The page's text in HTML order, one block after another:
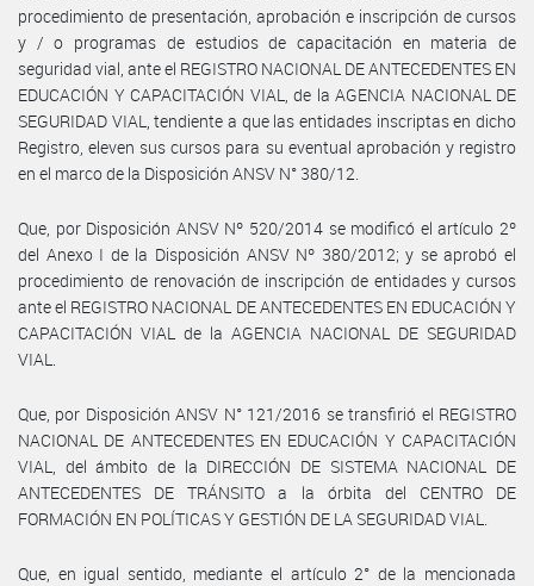
procedimiento de presentación, aprobación e inscripción de cursos
y / o programas de estudios de capacitación en materia de
seguridad vial, ante el REGISTRO NACIONAL DE ANTECEDENTES EN
EDUCACIÓN Y CAPACITACIÓN VIAL, de la AGENCIA NACIONAL DE
SEGURIDAD VIAL, tendiente a que las entidades inscriptas en dicho
Registro, eleven sus cursos para su eventual aprobación y registro
en el marco de la Disposición ANSV N° 380/12.
Que, por Disposición ANSV Nº 520/2014 se modificó el artículo 2º
del Anexo I de la Disposición ANSV Nº 380/2012; y se aprobó el
procedimiento de renovación de inscripción de entidades y cursos
ante el REGISTRO NACIONAL DE ANTECEDENTES EN EDUCACIÓN Y
CAPACITACIÓN VIAL de la AGENCIA NACIONAL DE SEGURIDAD
VIAL.
Que, por Disposición ANSV N° 121/2016 se transfirió el REGISTRO
NACIONAL DE ANTECEDENTES EN EDUCACIÓN Y CAPACITACIÓN
VIAL, del ámbito de la DIRECCIÓN DE SISTEMA NACIONAL DE
ANTECEDENTES DE TRÁNSITO a la órbita del CENTRO DE
FORMACIÓN EN POLÍTICAS Y GESTIÓN DE LA SEGURIDAD VIAL.
Que, en igual sentido, mediante el artículo 2° de la mencionada